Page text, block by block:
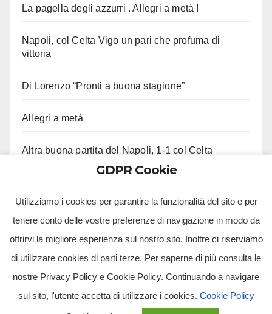
La pagella degli azzurri . Allegri a metà !
Napoli, col Celta Vigo un pari che profuma di
vittoria
Di Lorenzo “Pronti a buona stagione”
Allegri a metà
Altra buona partita del Napoli, 1-1 col Celta
Tv Multimidia Srl - Via Giulio Natta, SNC, 80126, Napoli (NA).
GDPR Cookie
Utilizziamo i cookies per garantire la funzionalità del sito e per
tenere conto delle vostre preferenze di navigazione in modo da
offrirvi la migliore esperienza sul nostro sito. Inoltre ci riserviamo
di utilizzare cookies di parti terze. Per saperne di più consulta le
nostre Privacy Policy e Cookie Policy. Continuando a navigare
sul sito, l'utente accetta di utilizzare i cookies. Cookie Policy